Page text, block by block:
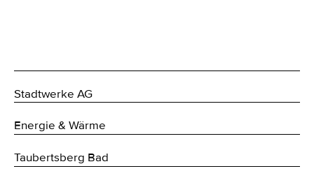
Stadtwerke AG
Energie & Wärme
Taubertsberg Bad